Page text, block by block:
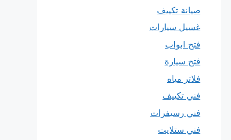
صيانة تكييف
غسيل سيارات
فتح ابواب
فتح سيارة
فلاتر مياه
فني تكييف
فني رسيفرات
فني ستلايت